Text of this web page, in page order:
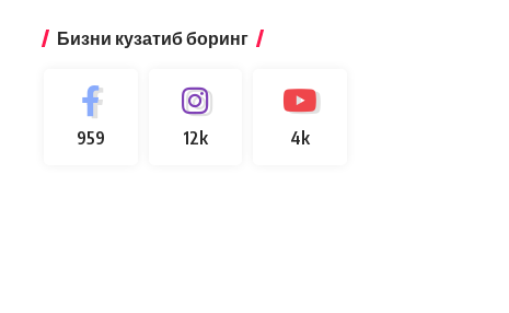
Бизни кузатиб боринг
959 12k 4k